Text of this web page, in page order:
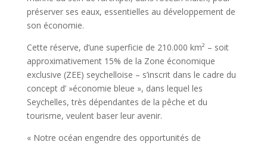
préserver ses eaux, essentielles au développement de
son économie.
Cette réserve, d’une superficie de 210.000 km² – soit
approximativement 15% de la Zone économique
exclusive (ZEE) seychelloise – s’inscrit dans le cadre du
concept d’ »économie bleue », dans lequel les
Seychelles, très dépendantes de la pêche et du
tourisme, veulent baser leur avenir.
« Notre océan engendre des opportunités de